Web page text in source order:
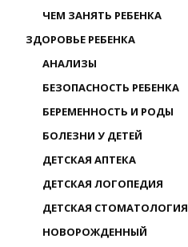
ЧЕМ ЗАНЯТЬ РЕБЕНКА
ЗДОРОВЬЕ РЕБЕНКА
АНАЛИЗЫ
БЕЗОПАСНОСТЬ РЕБЕНКА
БЕРЕМЕННОСТЬ И РОДЫ
БОЛЕЗНИ У ДЕТЕЙ
ДЕТСКАЯ АПТЕКА
ДЕТСКАЯ ЛОГОПЕДИЯ
ДЕТСКАЯ СТОМАТОЛОГИЯ
НОВОРОЖДЕННЫЙ